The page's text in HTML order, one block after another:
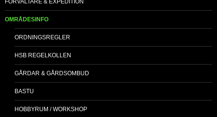
FÖRVALTARE & EXPEDITION
OMRÅDESINFO
ORDNINGSREGLER
HSB REGELKOLLEN
GÅRDAR & GÅRDSOMBUD
BASTU
HOBBYRUM / WORKSHOP